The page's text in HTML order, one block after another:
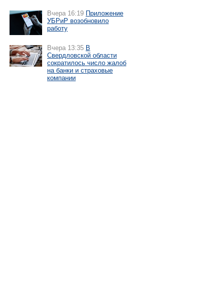
Вчера 16:19 Приложение
УБРиР возобновило
работу
Вчера 13:35 В
Свердловской области
сократилось число жалоб
на банки и страховые
компании